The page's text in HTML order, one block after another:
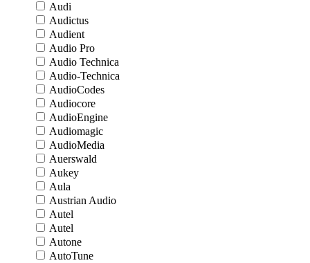
Audi
Audictus
Audient
Audio Pro
Audio Technica
Audio-Technica
AudioCodes
Audiocore
AudioEngine
Audiomagic
AudioMedia
Auerswald
Aukey
Aula
Austrian Audio
Autel
Autel
Autone
AutoTune